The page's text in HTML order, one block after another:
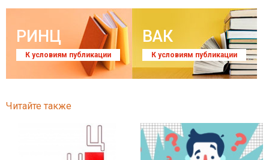
РИНЦ
К условиям публикации
ВАК
К условиям публикации
Читайте также